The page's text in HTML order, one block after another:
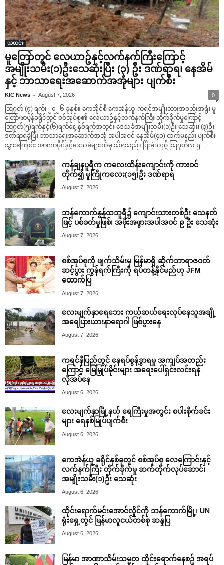
သတင်း
မူတြော်တွင် လေယာဥ်နှင့်လက်နက်ကြီးကြောင့်
အမျိုးသမီး(၁)ဦးသေဆုံးပြီး (၃) ဦး ဒဏ်ရာရ၊ နေအိမ်
နှင့် ဘာသာရေးအဆောက်အအုံများ ပျက်စီး
KIC News - August 7, 2026 0
ဩဂုတ် (၇) ရက်၊ ၂၀၂၆ ခုနှစ်။ ကေအိုင်စီ ကေအဲန်ယူ-ကရင်အမျိုးသားအစည်းအရုံး မူ
တြော်/ဖာပွန်ခရိုင်တွင် စစ်အုပ်စု၏ လေယာဥ်နှင့်လက်နက်ကြီး တိုက်ခိုက်မှုကြောင့်
ဩဂုတ်(၅)ရက်နှင့်(၆)ရက်နေ့ နှစ်ရက်အတွင်း ဒေသခံအမျိုးသမီး(၁)ဦး သေဆုံး၊ (၃)ဦး
ဒဏ်ရာရခဲ့ပြီး ဘာသာရေးအဆောက်အအုံ အပါအဝင် နေအိမ်(၄၀) ထက်မနည်း ပျက်စီး
သွားကြောင်း အာဏာပိုင်နှင့်ဒေသခံများထံမှ သိရသည်။ ပြီးခဲ့သည့် ဩဂုတ်လ ၅...
ကန်ချနပူရီက ကလေးထိန်းကျောင်းကို ကားဝင်
တိုက်၍ မူကြိုကလေး(၁၅)ဦး ဒဏ်ရာရ
August 7, 2026
ဘန်ကောက်နွန်ထဘူရီ၌ ကျောင်းသားတစ်ဦး သေနတ်
ဖြင့် ပစ်ခတ်မှုဖြစ်၊ အဖိုးအဖွားအပါအဝင် ၉ ဦး သေဆုံး
August 7, 2026
စစ်အုပ်စုကို ဖျက်သိမ်းမှ မြန်မာရှိ ဆိုက်ဘာရာဇဝတ်
ဆင့်ပွား ကွန်ရက်ကြီးကို ရပ်တန့်နိုင်မည်ဟု JFM
ထောက်ပြ
August 7, 2026
လေးမျက်နှာရေဘေး ကယ်ဆယ်ရေးလုပ်နေသူအချို့
အရေပြားယားနာရောဂါ ဖြစ်ပွားနေ
August 7, 2026
ကရင်နီပြည်တွင် နေရပ်စွန့်ခွာရမှု အကျပ်အတည်း
ကြောင့် မြေမြှုပ်မိုင်းများ အရေးပေါ်ရှင်းလင်းရန်
လိုအပ်နေ
August 6, 2026
လေးမျက်နှာမြို့နယ် ရေကြီးမှုအတွင်း စပါးစိုက်ခင်း
များ ရေနစ်မြုပ်ပျက်စီး
August 6, 2026
ကေအဲန်ယူ ခရိုင်နှစ်ခုတွင် စစ်အုပ်စု လေကြောင်းနှင့်
လက်နက်ကြီး တိုက်ခိုက်မှု ဆက်တိုက်လုပ်ဆောင်၊
အမျိုးသမီး(၁)ဦး သေဆုံး
August 6, 2026
ထိုင်းရောက်မင်းအောင်လှိုင်ကို ဘန်ကောက်မြို့၊ UN
ရုံးရှေ့တွင် မြန်မာလူငယ်တစ်စု ဆန္ဒပြ
August 6, 2026
မြန်မာ အာဏာသိမ်းသမ္မတ ထိုင်းရောက်နေစဥ် အရပ်